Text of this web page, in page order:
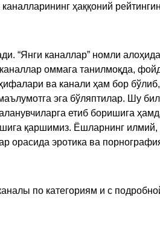
ҳаққоний
“Янги каналлар” номли
оммага танилмоқда,
ва канали ҳам бор
эга бўляптилар. Шу
етиб боришига
қаршимиз. Ёшларнинг
орасида эротика ва
по категориям и с